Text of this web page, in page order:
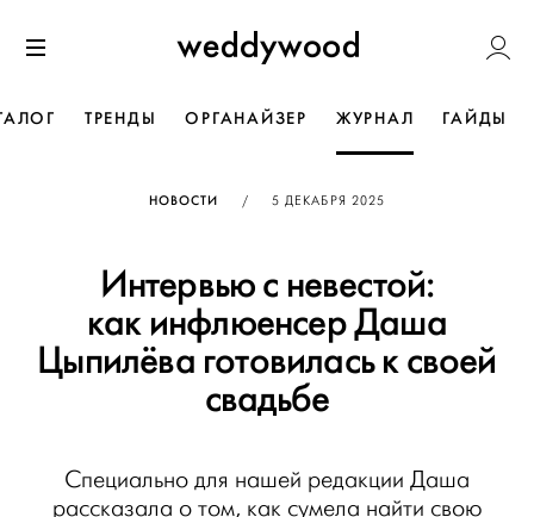
к содержанию
Weddywood
ТРЕНДЫ ОРГАНАЙЗЕР ЖУРНАЛ ГАЙДЫ
НОВОСТИ / ОПУБЛИКОВАНО
5 ДЕКАБРЯ 2025
Интервью с невестой:
как инфлюенсер Даша
Цыпилёва готовилась к своей
свадьбе
Специально для нашей редакции Даша
рассказала о том, как сумела найти свою